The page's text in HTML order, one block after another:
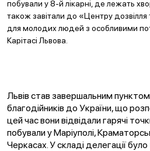
побували у 8-й лікарні, де лежать
також завітали до «Центру дозвілля
для молодих людей з особливими
Карітасі Львова.
Львів став завершальним
благодійників до України, що
цей час вони відвідали гарячі
побували у Маріуполі,
Черкасах. У складі делегації